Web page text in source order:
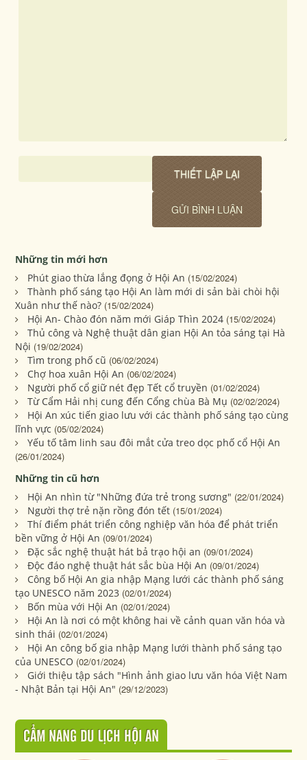
Những tin mới hơn
Phút giao thừa lắng đọng ở Hội An (15/02/2024)
Thành phố sáng tạo Hội An làm mới di sản bài chòi hội
Xuân như thế nào? (15/02/2024)
Hội An- Chào đón năm mới Giáp Thìn 2024 (15/02/2024)
Thủ công và Nghệ thuật dân gian Hội An tỏa sáng tại Hà
Nội (19/02/2024)
Tìm trong phố cũ (06/02/2024)
Chợ hoa xuân Hội An (06/02/2024)
Người phố cổ giữ nét đẹp Tết cổ truyền (01/02/2024)
Từ Cẩm Hải nhị cung đến Cổng chùa Bà Mụ (02/02/2024)
Hội An xúc tiến giao lưu với các thành phố sáng tạo cùng
lĩnh vực (05/02/2024)
Yếu tố tâm linh sau đôi mắt cửa treo dọc phố cổ Hội An
(26/01/2024)
Những tin cũ hơn
Hội An nhìn từ "Những đứa trẻ trong sương" (22/01/2024)
Người thợ trẻ nặn rồng đón tết (15/01/2024)
Thí điểm phát triển công nghiệp văn hóa để phát triển
bền vững ở Hội An (09/01/2024)
Đặc sắc nghệ thuật hát bả trạo hội an (09/01/2024)
Độc đáo nghệ thuật hát sắc bùa Hội An (09/01/2024)
Công bố Hội An gia nhập Mạng lưới các thành phố sáng
tạo UNESCO năm 2023 (02/01/2024)
Bốn mùa với Hội An (02/01/2024)
Hội An là nơi có một không hai về cảnh quan văn hóa và
sinh thái (02/01/2024)
Hội An công bố gia nhập Mạng lưới thành phố sáng tạo
của UNESCO (02/01/2024)
Giới thiệu tập sách "Hình ảnh giao lưu văn hóa Việt Nam
- Nhật Bản tại Hội An" (29/12/2023)
CẨM NANG DU LỊCH HỘI AN